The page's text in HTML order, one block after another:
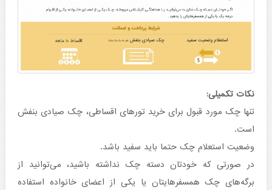
نکات تکمیلی:
تنها چک مورد قبول برای خرید تورهای اقساطی، چک صیادی بنفش
است.
وضعیت استعلام چک حتما باید سفید باشد.
در صورتی که خودتان دسته چک نداشته باشید، می‌توانید از
برگه‌های چک همسفرهایتان یا یکی از اعضای خانواده استفاده